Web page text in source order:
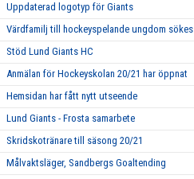
Uppdaterad logotyp för Giants
Värdfamilj till hockeyspelande ungdom sökes
Stöd Lund Giants HC
Anmälan för Hockeyskolan 20/21 har öppnat
Hemsidan har fått nytt utseende
Lund Giants - Frosta samarbete
Skridskotränare till säsong 20/21
Målvaktsläger, Sandbergs Goaltending